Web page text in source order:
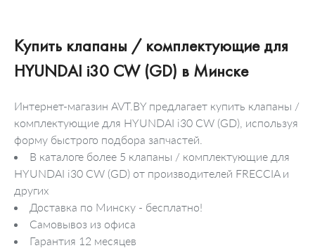
Купить клапаны / комплектующие для
HYUNDAI i30 CW (GD) в Минске
Интернет-магазин AVT.BY предлагает купить клапаны /
комплектующие для HYUNDAI i30 CW (GD), используя
форму быстрого подбора запчастей.
В каталоге более 5 клапаны / комплектующие для
HYUNDAI i30 CW (GD) от производителей FRECCIA и
других
Доставка по Минску - бесплатно!
Самовывоз из офиса
Гарантия 12 месяцев